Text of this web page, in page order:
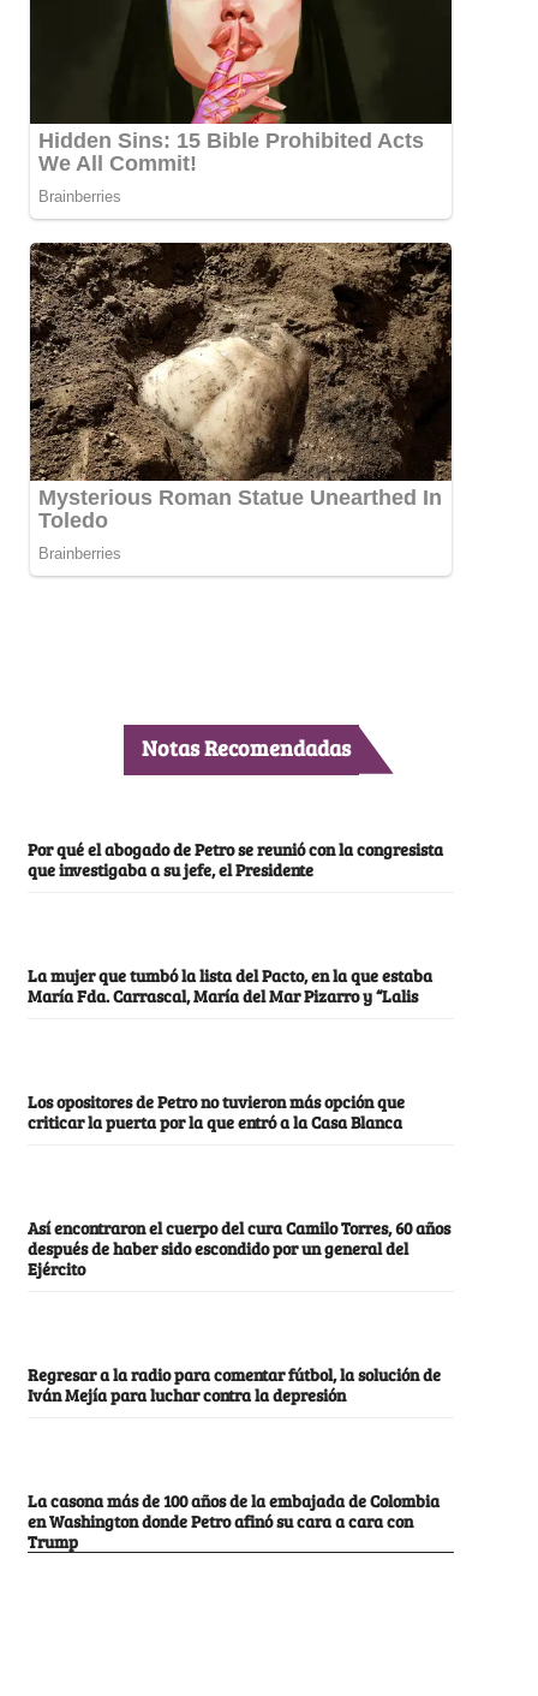
Notas Recomendadas
Por qué el abogado de Petro se reunió con la congresista
que investigaba a su jefe, el Presidente
La mujer que tumbó la lista del Pacto, en la que estaba
María Fda. Carrascal, María del Mar Pizarro y “Lalis
Los opositores de Petro no tuvieron más opción que
criticar la puerta por la que entró a la Casa Blanca
Así encontraron el cuerpo del cura Camilo Torres, 60 años
después de haber sido escondido por un general del
Ejército
Regresar a la radio para comentar fútbol, la solución de
Iván Mejía para luchar contra la depresión
La casona más de 100 años de la embajada de Colombia
en Washington donde Petro afinó su cara a cara con
Trump